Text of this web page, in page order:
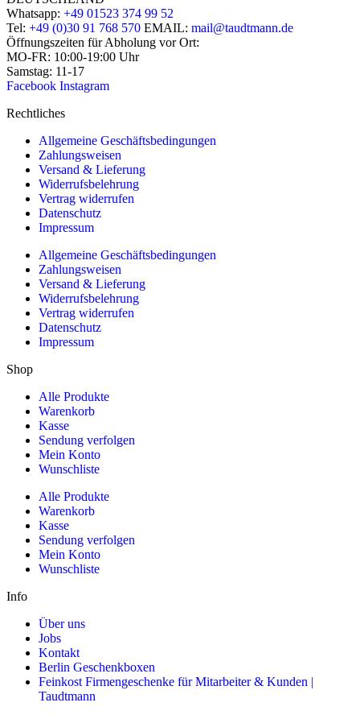
Whatsapp: +49 01523 374 99 52
Tel: +49 (0)30 91 768 570 EMAIL: mail@taudtmann.de
Öffnungszeiten für Abholung vor Ort:
MO-FR: 10:00-19:00 Uhr
Samstag: 11-17
Facebook Instagram
Rechtliches
Allgemeine Geschäftsbedingungen
Zahlungsweisen
Versand & Lieferung
Widerrufsbelehrung
Vertrag widerrufen
Datenschutz
Impressum
Allgemeine Geschäftsbedingungen
Zahlungsweisen
Versand & Lieferung
Widerrufsbelehrung
Vertrag widerrufen
Datenschutz
Impressum
Shop
Alle Produkte
Warenkorb
Kasse
Sendung verfolgen
Mein Konto
Wunschliste
Alle Produkte
Warenkorb
Kasse
Sendung verfolgen
Mein Konto
Wunschliste
Info
Über uns
Jobs
Kontakt
Berlin Geschenkboxen
Feinkost Firmengeschenke für Mitarbeiter & Kunden |
Taudtmann